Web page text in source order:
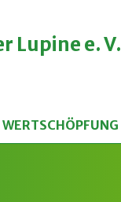
Lupine e. V.
WERTSCHÖPFUNG